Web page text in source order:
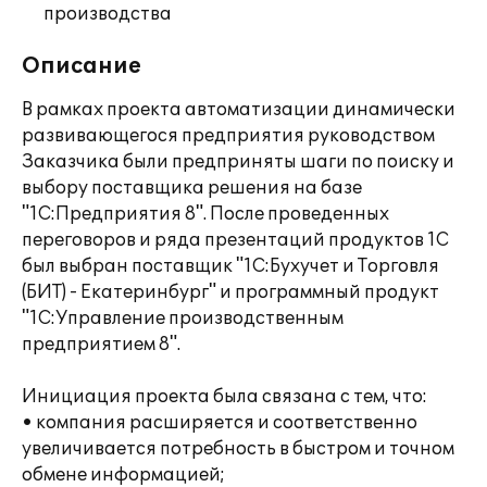
производства
Описание
В рамках проекта автоматизации динамически
развивающегося предприятия руководством
Заказчика были предприняты шаги по поиску и
выбору поставщика решения на базе
"1С:Предприятия 8". После проведенных
переговоров и ряда презентаций продуктов 1С
был выбран поставщик "1С:Бухучет и Торговля
(БИТ) - Екатеринбург" и программный продукт
"1С:Управление производственным
предприятием 8".
Инициация проекта была связана с тем, что:
• компания расширяется и соответственно
увеличивается потребность в быстром и точном
обмене информацией;